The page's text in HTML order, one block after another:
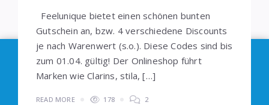
Feelunique bietet einen schönen bunten
Gutschein an, bzw. 4 verschiedene Discounts
je nach Warenwert (s.o.). Diese Codes sind bis
zum 01.04. gültig! Der Onlineshop führt
Marken wie Clarins, stila, […]
READ MORE 178 2
Im Sinne derDSGVO: Die Erfassung Deiner Daten
durchGoogle Analyticskönnen Sie durch
Klicken auf den folgenden Link unterbinden. Es